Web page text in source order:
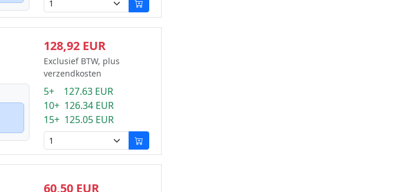
128,92 EUR
Exclusief BTW, plus
verzendkosten
5+ 127.63 EUR
10+ 126.34 EUR
15+ 125.05 EUR
60,50 EUR